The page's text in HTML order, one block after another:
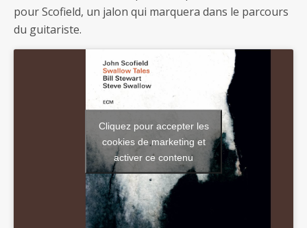
pour Scofield, un jalon qui marquera dans le parcours
du guitariste.
Cliquez pour accepter les
cookies de marketing et
activer ce contenu